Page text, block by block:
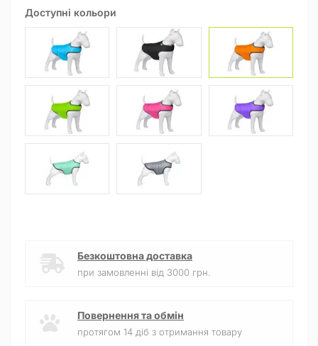
Доступні кольори
Безкоштовна доставка
при замовленні від 3000 грн.
Повернення та обмін
протягом 14 діб з отримання товару